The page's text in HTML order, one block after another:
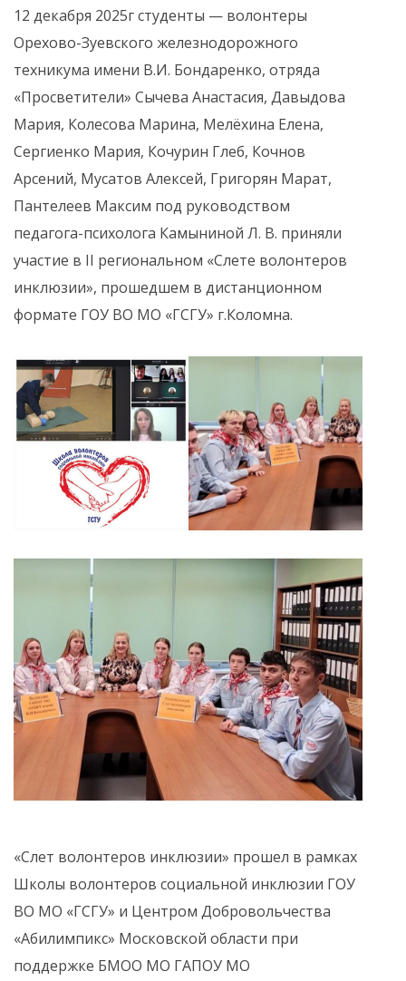
12 декабря 2025г студенты — волонтеры
Орехово-Зуевского железнодорожного
техникума имени В.И. Бондаренко, отряда
«Просветители» Сычева Анастасия, Давыдова
Мария, Колесова Марина, Мелёхина Елена,
Сергиенко Мария, Кочурин Глеб, Кочнов
Арсений, Мусатов Алексей, Григорян Марат,
Пантелеев Максим под руководством
педагога-психолога Камыниной Л. В. приняли
участие в II региональном «Слете волонтеров
инклюзии», прошедшем в дистанционном
формате ГОУ ВО МО «ГСГУ» г.Коломна.
«Слет волонтеров инклюзии» прошел в рамках
Школы волонтеров социальной инклюзии ГОУ
ВО МО «ГСГУ» и Центром Добровольчества
«Абилимпикс» Московской области при
поддержке БМОО МО ГАПОУ МО